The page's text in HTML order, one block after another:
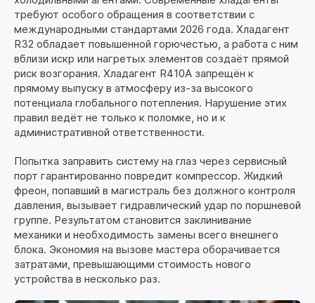
требуют особого обращения в соответствии с
международными стандартами 2026 года. Хладагент
R32 обладает повышенной горючестью, а работа с ним
вблизи искр или нагретых элементов создаёт прямой
риск возгорания. Хладагент R410A запрещён к
прямому выпуску в атмосферу из-за высокого
потенциала глобального потепления. Нарушение этих
правил ведёт не только к поломке, но и к
административной ответственности.
Попытка заправить систему на глаз через сервисный
порт гарантированно повредит компрессор. Жидкий
фреон, попавший в магистраль без должного контроля
давления, вызывает гидравлический удар по поршневой
группе. Результатом становится заклинивание
механики и необходимость замены всего внешнего
блока. Экономия на вызове мастера оборачивается
затратами, превышающими стоимость нового
устройства в несколько раз.